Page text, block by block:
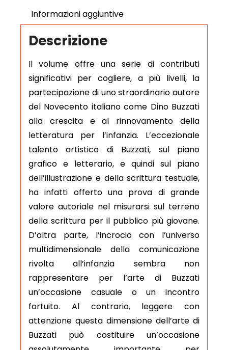
Informazioni aggiuntive
Descrizione
Il volume offre una serie di contributi
significativi per cogliere, a più livelli, la
partecipazione di uno straordinario autore
del Novecento italiano come Dino Buzzati
alla crescita e al rinnovamento della
letteratura per l’infanzia. L’eccezionale
talento artistico di Buzzati, sul piano
grafico e letterario, e quindi sul piano
dell’illustrazione e della scrittura testuale,
ha infatti offerto una prova di grande
valore autoriale nel misurarsi sul terreno
della scrittura per il pubblico più giovane.
D’altra parte, l’incrocio con l’universo
multidimensionale della comunicazione
rivolta all’infanzia sembra non
rappresentare per l’arte di Buzzati
un’occasione casuale o un incontro
fortuito. Al contrario, leggere con
attenzione questa dimensione dell’arte di
Buzzati può costituire un’occasione